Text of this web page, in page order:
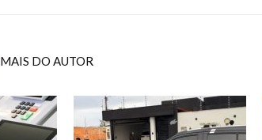
MAIS DO AUTOR